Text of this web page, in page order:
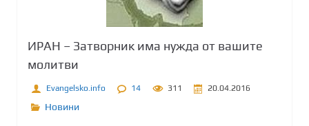
ИРАН – Затворник има нужда от вашите
молитви
Evangelsko.info 14 311 20.04.2016
Новини